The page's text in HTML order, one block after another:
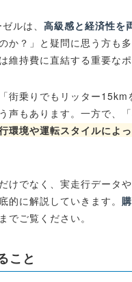
ルは、高級感と経済性を
か？」と疑問に思う方も
維持費に直結する重要なポ
街乗りでもリッター
声もあります。一方で、
環境や運転スタイルによ
けでなく、実走行データ
的に解説していきます。
でご覧ください。
こと